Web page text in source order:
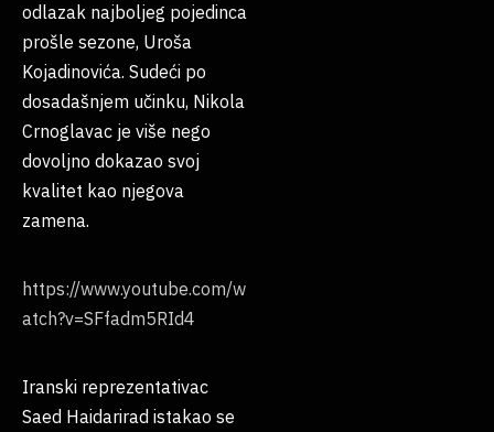
odlazak najboljeg pojedinca
prošle sezone, Uroša
Kojadinovića. Sudeći po
dosadašnjem učinku, Nikola
Crnoglavac je više nego
dovoljno dokazao svoj
kvalitet kao njegova
zamena.
https://www.youtube.com/w
atch?v=SFfadm5RId4
Iranski reprezentativac
Saed Haidarirad istakao se